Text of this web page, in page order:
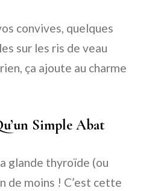
convives, quelques
sur les ris de veau
ça ajoute au charme
Simple Abat
glande thyroïde (ou
de moins ! C’est cette